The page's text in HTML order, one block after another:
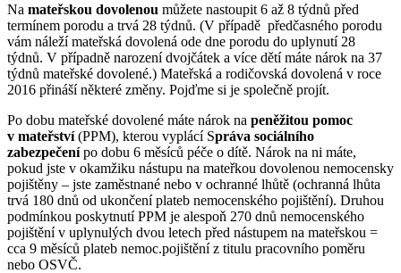
Na mateřskou dovolenou můžete nastoupit 6 až 8 týdnů před
termínem porodu a trvá 28 týdnů. (V případě předčasného porodu
vám náleží mateřská dovolená ode dne porodu do uplynutí 28
týdnů. V případně narození dvojčátek a více dětí máte nárok na 37
týdnů mateřské dovolené.) Mateřská a rodičovská dovolená v roce
2016 přináší některé změny. Pojďme si je společně projít.
Po dobu mateřské dovolené máte nárok na peněžitou pomoc
v mateřství(PPM), kterou vyplácí Správa sociálního
zabezpečenípo dobu 6 měsíců péče o dítě. Nárok na ni máte,
pokud jste v okamžiku nástupu na mateřkou dovolenou nemocensky
pojištěny – jste zaměstnané nebo v ochranné lhůtě (ochranná lhůta
trvá 180 dnů od ukončení plateb nemocenského pojištění). Druhou
podmínkou poskytnutí PPM je alespoň 270 dnů nemocenského
pojištění v uplynulých dvou letech před nástupem na mateřskou =
cca 9 měsíců plateb nemoc.pojištění z titulu pracovního poměru
nebo OSVČ.